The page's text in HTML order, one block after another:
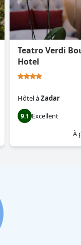
Teatro Verdi
Hotel
HôtelàZadar
9.1 Excellent
À